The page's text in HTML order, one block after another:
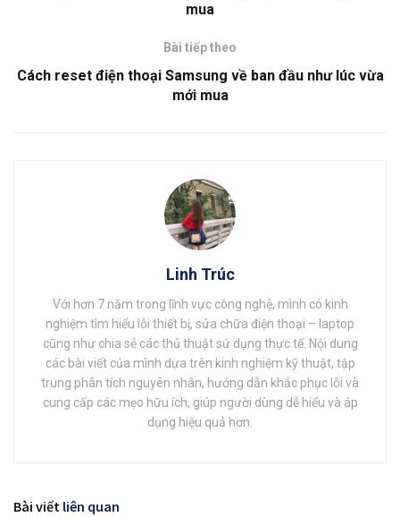
mua
Bài tiếp theo
Cách reset điện thoại Samsung về ban đầu như lúc vừa
mới mua
Linh Trúc
Với hơn 7 năm trong lĩnh vực công nghệ, mình có kinh
nghiệm tìm hiểu lỗi thiết bị, sửa chữa điện thoại – laptop
cũng như chia sẻ các thủ thuật sử dụng thực tế. Nội dung
các bài viết của mình dựa trên kinh nghiệm kỹ thuật, tập
trung phân tích nguyên nhân, hướng dẫn khắc phục lỗi và
cung cấp các mẹo hữu ích, giúp người dùng dễ hiểu và áp
dụng hiệu quả hơn.
Bài viết liên quan